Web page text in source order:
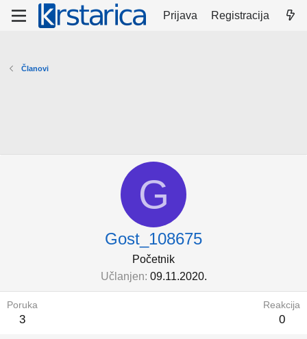
Prijava Registracija
Članovi
G
Gost_108675
Početnik
Učlanjen 09.11.2020.
Poruka
3
Reakcija
0